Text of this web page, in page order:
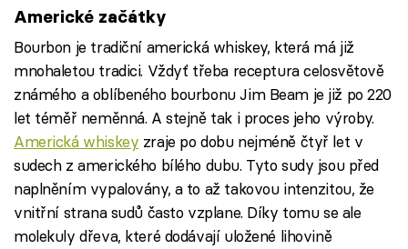
Americké začátky
Bourbon je tradiční americká whiskey, která má již
mnohaletou tradici. Vždyť třeba receptura celosvětově
známého a oblíbeného bourbonu Jim Beam je již po 220
let téměř neměnná. A stejně tak i proces jeho výroby.
Americká whiskey zraje po dobu nejméně čtyř let v
sudech z amerického bílého dubu. Tyto sudy jsou před
naplněním vypalovány, a to až takovou intenzitou, že
vnitřní strana sudů často vzplane. Díky tomu se ale
molekuly dřeva, které dodávají uložené lihovině